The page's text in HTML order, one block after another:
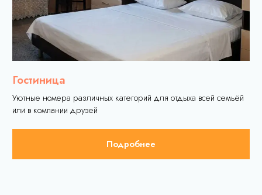
Уютные номера различных категорий для отдыха всей семьёй
или в компании друзей
Подробнее